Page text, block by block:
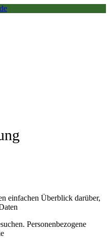
einfachen Überblick darüber,
Personenbezogene